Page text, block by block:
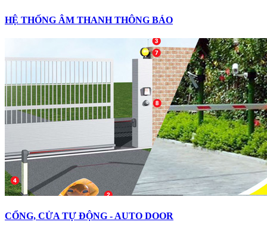
HỆ THỐNG ÂM THANH THÔNG BÁO
CỔNG, CỬA TỰ ĐỘNG - AUTO DOOR